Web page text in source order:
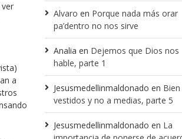
a
Alvaro en Porque nada más orar
pa’dentro no nos sirve
Analia en Dejemos que Dios nos
hable, parte 1
Jesusmedellinmaldonado en Bien
vestidos y no a medias, parte 5
Jesusmedellinmaldonado en La